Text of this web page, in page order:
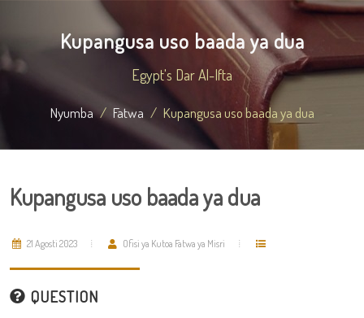
Kupangusa uso baada ya dua
Egypt's Dar Al-Ifta
Nyumba Fatwa Kupangusa uso baada ya dua
Kupangusa uso baada ya dua
21 Agosti 2023 Ofisi ya Kutoa Fatwa ya Misri
QUESTION